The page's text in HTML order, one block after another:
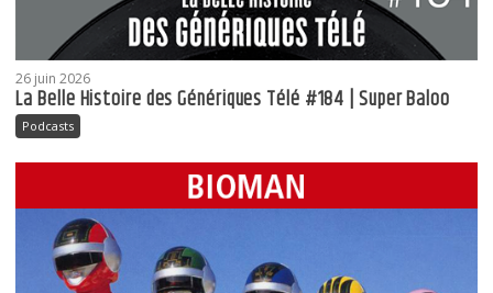
26 juin 2026
La Belle Histoire des Génériques Télé #184 | Super Baloo
Podcasts